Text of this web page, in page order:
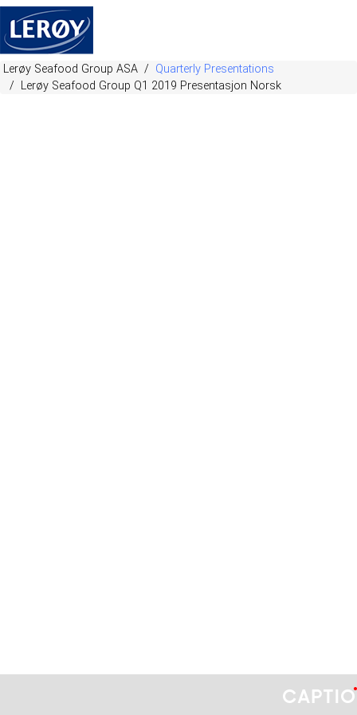
Lerøy Seafood Group ASA
Quarterly Presentations
Lerøy Seafood Group Q1 2019 Presentasjon Norsk